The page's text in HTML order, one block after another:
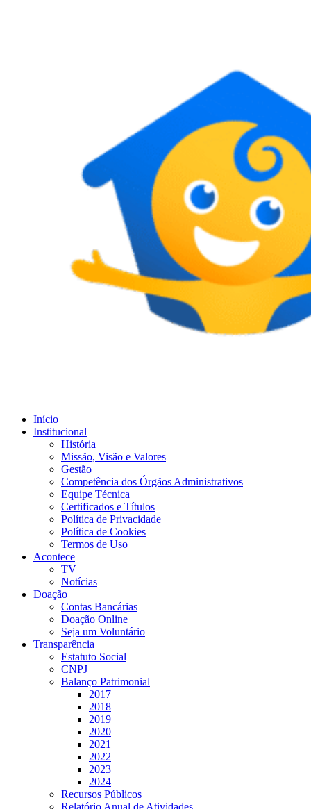
Início
Institucional
História
Missão, Visão e Valores
Gestão
Competência dos Órgãos Administrativos
Equipe Técnica
Certificados e Títulos
Política de Privacidade
Política de Cookies
Termos de Uso
Acontece
TV
Notícias
Doação
Contas Bancárias
Doação Online
Seja um Voluntário
Transparência
Estatuto Social
CNPJ
Balanço Patrimonial
2017
2018
2019
2020
2021
2022
2023
2024
Recursos Públicos
Relatório Anual de Atividades